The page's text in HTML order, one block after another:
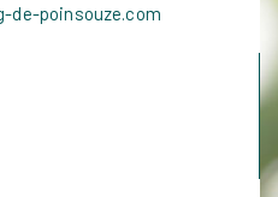
de-poinsouze.com